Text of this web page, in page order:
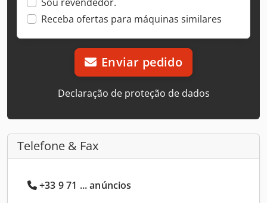
Receba ofertas para máquinas similares
Enviar pedido
Declaração de proteção de dados
Telefone & Fax
+33 9 71 ... anúncios